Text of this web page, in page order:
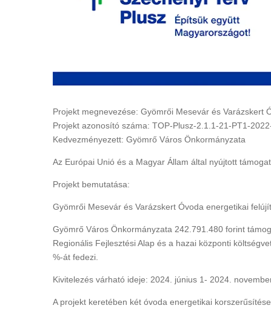
Projekt megnevezése: Gyömrői Mesevár és Varázskert
Projekt azonosító száma: TOP-Plusz-2.1.1-21-PT1-
Kedvezményezett: Gyömrő Város Önkormányzata
Az Európai Unió és a Magyar Állam által nyújtott
Projekt bemutatása:
Gyömrői Mesevár és Varázskert Óvoda energetikai
Gyömrő Város Önkormányzata 242.791.480 forint
Regionális Fejlesztési Alap és a hazai központi
%-át fedezi.
Kivitelezés várható ideje: 2024. június 1- 2024.
A projekt keretében két óvoda energetikai